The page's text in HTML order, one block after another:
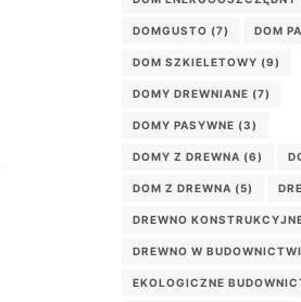
DOMGUSTO (7) DOM
DOM SZKIELETOWY (9)
DOMY DREWNIANE (7)
DOMY PASYWNE (3)
DOMY Z DREWNA (6)
DOM Z DREWNA (5)
DREWNO
DREWNO W
EKOLOGICZNE